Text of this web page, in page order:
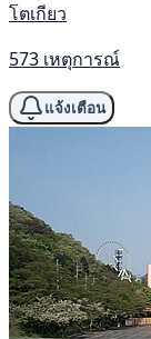
โตเกียว
573 เหตุการณ์
แจ้งเตือน